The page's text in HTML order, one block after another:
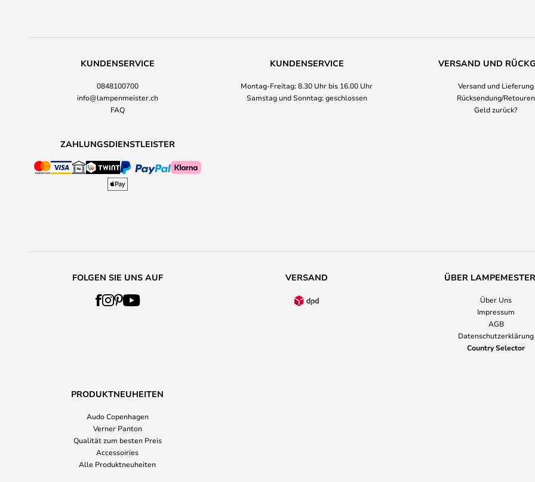
KUNDENSERVICE
0848100700
info@lampenmeister.ch
FAQ
KUNDENSERVICE
Montag-Freitag: 8.30 Uhr bis 16.00 Uhr
Samstag und Sonntag: geschlossen
VERSAND UND
Versand und Lieferung
Rücksendung/Retouren
Geld zurück?
ZAHLUNGSDIENSTLEISTER
FOLGEN SIE UNS AUF VERSAND ÜBER
Über Uns
Impressum
AGB
Datenschutzerklärung
Country Selector
PRODUKTNEUHEITEN
Audo Copenhagen
Verner Panton
Qualität zum besten Preis
Accessoiries
Alle Produktneuheiten